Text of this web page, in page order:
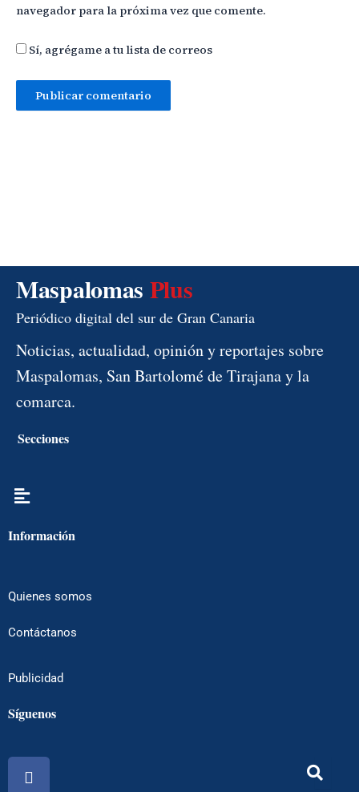
navegador para la próxima vez que comente.
Sí, agrégame a tu lista de correos
Maspalomas Plus
Periódico digital del sur de Gran Canaria
Noticias, actualidad, opinión y reportajes sobre
Maspalomas, San Bartolomé de Tirajana y la
comarca.
Secciones
Menú
Información
Quienes somos
Contáctanos
Publicidad
Síguenos
Facebook
Instagram